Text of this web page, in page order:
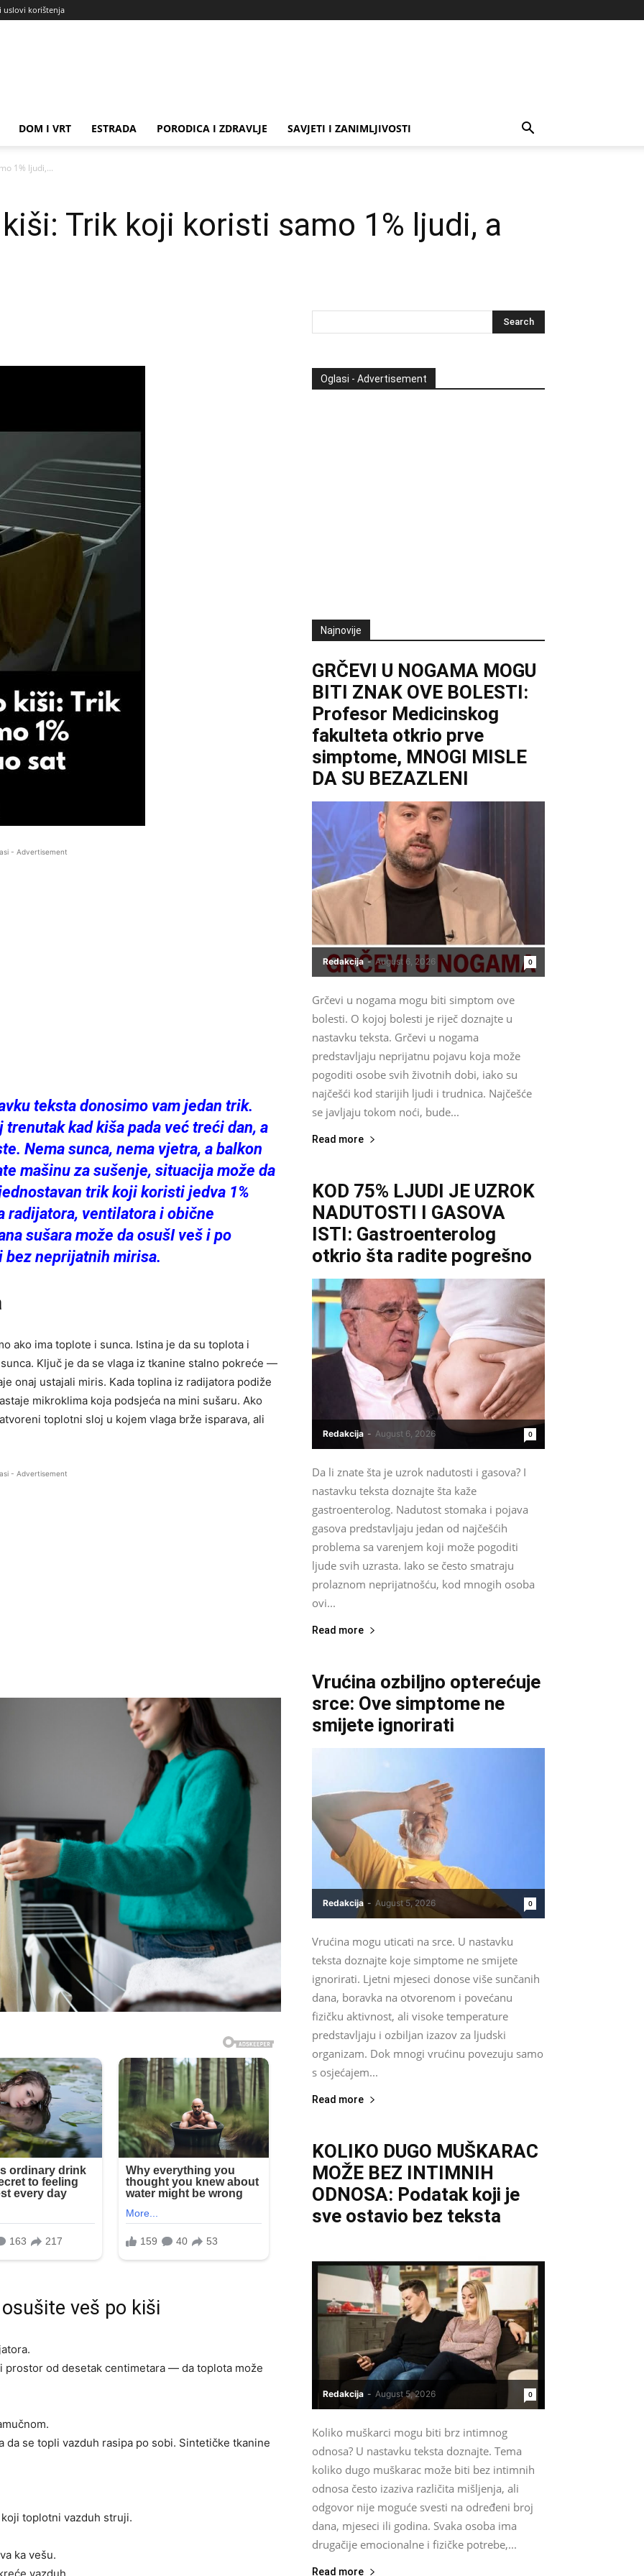
uslovi korištenja
DOM I VRT ESTRADA PORODICA I ZDRAVLJE SAVJETI I ZANIMLJIVOSTI
1% ljudi,...
Trik koji koristi samo 1% ljudi, a
- Advertisement
teksta donosimo vam jedan trik.
kad kiša pada već treći dan, a
Nema sunca, nema vjetra, a balkon
mašinu za sušenje, situacija može da
trik koji koristi jedva 1%
radijatora, ventilatora i obične
sušara može da osušI veš i po
neprijatnih mirisa.
ako ima toplote i sunca. Istina je da su toplota i
Ključ je da se vlaga iz tkanine stalno pokreće —
onaj ustajali miris. Kada toplina iz radijatora podiže
mikroklima koja podsjeća na mini sušaru. Ako
toplotni sloj u kojem vlaga brže isparava, ali
- Advertisement
veš po kiši
prostor od desetak centimetara — da toplota može
da se topli vazduh rasipa po sobi. Sintetičke tkanine
toplotni vazduh struji.
ka vešu.
Oglasi - Advertisement
Najnovije
GRČEVI U NOGAMA MOGU
BITI ZNAK OVE BOLESTI:
Profesor Medicinskog
fakulteta otkrio prve
simptome, MNOGI MISLE
DA SU BEZAZLENI
Redakcija - August 6, 2026 0
Grčevi u nogama mogu biti simptom ove
bolesti. O kojoj bolesti je riječ doznajte u
nastavku teksta. Grčevi u nogama
predstavljaju neprijatnu pojavu koja može
pogoditi osobe svih životnih dobi, iako su
najčešći kod starijih ljudi i trudnica. Najčešće
se javljaju tokom noći, bude...
Read more
KOD 75% LJUDI JE UZROK
NADUTOSTI I GASOVA
ISTI: Gastroenterolog
otkrio šta radite pogrešno
Redakcija - August 6, 2026 0
Da li znate šta je uzrok nadutosti i gasova? I
nastavku teksta doznajte šta kaže
gastroenterolog. Nadutost stomaka i pojava
gasova predstavljaju jedan od najčešćih
problema sa varenjem koji može pogoditi
ljude svih uzrasta. Iako se često smatraju
prolaznom neprijatnošću, kod mnogih osoba
ovi...
Read more
Vrućina ozbiljno opterećuje
srce: Ove simptome ne
smijete ignorirati
Redakcija - August 5, 2026 0
Vrućina mogu uticati na srce. U nastavku
teksta doznajte koje simptome ne smijete
ignorirati. Ljetni mjeseci donose više sunčanih
dana, boravka na otvorenom i povećanu
fizičku aktivnost, ali visoke temperature
predstavljaju i ozbiljan izazov za ljudski
organizam. Dok mnogi vrućinu povezuju samo
s osjećajem...
Read more
KOLIKO DUGO MUŠKARAC
MOŽE BEZ INTIMNIH
ODNOSA: Podatak koji je
sve ostavio bez teksta
Redakcija - August 5, 2026 0
Koliko muškarci mogu biti brz intimnog
odnosa? U nastavku teksta doznajte. Tema
koliko dugo muškarac može biti bez intimnih
odnosa često izaziva različita mišljenja, ali
odgovor nije moguće svesti na određeni broj
dana, mjeseci ili godina. Svaka osoba ima
drugačije emocionalne i fizičke potrebe,...
Read more